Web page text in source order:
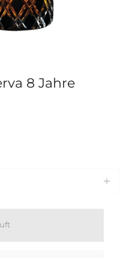
8 Jahre